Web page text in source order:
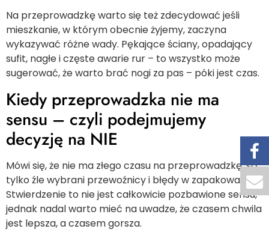
Na przeprowadzkę warto się też zdecydować jeśli
mieszkanie, w którym obecnie żyjemy, zaczyna
wykazywać różne wady. Pękające ściany, opadający
sufit, nagłe i częste awarie rur – to wszystko może
sugerować, że warto brać nogi za pas – póki jest czas.
Kiedy przeprowadzka nie ma
sensu – czyli podejmujemy
decyzję na NIE
Mówi się, że nie ma złego czasu na przeprowadzkę, są
tylko źle wybrani przewoźnicy i błędy w zapakowaniu.
Stwierdzenie to nie jest całkowicie pozbawione sensu,
jednak nadal warto mieć na uwadze, że czasem chwila
jest lepsza, a czasem gorsza.